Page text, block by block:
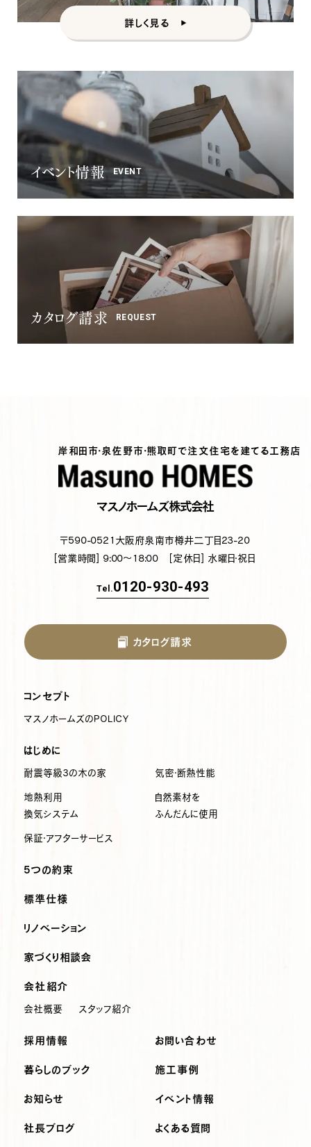
詳しく見る
イベント情報 EVENT
カタログ請求 REQUEST
岸和田市・泉佐野市・熊取町で注文住宅を建てる工務店
マスノホームズ株式会社
〒590-0521 大阪府泉南市樽井二丁目23-20
[営業時間] 9:00～18:00 [定休日] 水曜日・祝日
Tel.0120-930-493
カタログ請求
コンセプト
マスノホームズのPOLICY
はじめに
耐震等級3の木の家 気密・断熱性能
地熱利用
換気システム
自然素材を
ふんだんに使用
保証・アフターサービス
5つの約束
標準仕様
リノベーション
家づくり相談会
会社紹介
会社概要 スタッフ紹介
採用情報 お問い合わせ
暮らしのブック 施工事例
お知らせ
社長ブログ
イベント情報
よくある質問